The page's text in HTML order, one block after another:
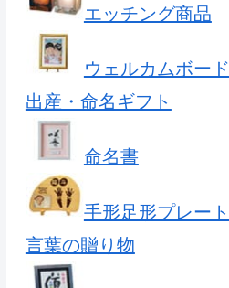
エッチング商品
ウェルカムボード
出産・命名ギフト
命名書
手形足形プレート
言葉の贈り物